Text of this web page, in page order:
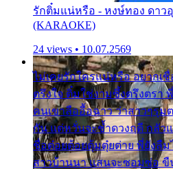
รักติ๋มแน่หรือ - หงษ์ทอง ดาว
(KARAOKE)
24 views • 10.07.2569
ไม่เคยรักใครแน่หรือ อยากเ
ตรึงใจ ติ๋มใช่งามซึ้งตรึงตรา
คนเขาลืออื้อฉาว ว่าสาวๆรุ
กัน แต่หวั่นจะช้ำดวงฤดี กลั
ชื่อต๋อยต้อยตุ้มตุ๋ยต่าย พี่ยังลืม
สาวบ้านนา แสนจะซอมซ่อ